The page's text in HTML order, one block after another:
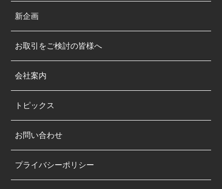
新企画
お取引をご検討の皆様へ
会社案内
トピックス
お問い合わせ
プライバシーポリシー